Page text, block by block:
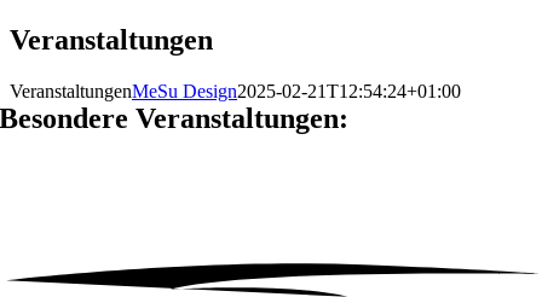
Veranstaltungen
VeranstaltungenMeSu Design2025-02-21T12:54:24+01:00
Besondere Veranstaltungen: